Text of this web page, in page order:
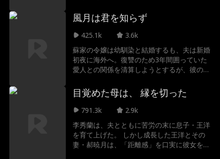
だ。 高度9000メートル。燃え盛る翼、機内
に吹き荒れる極寒の突風。誰もが死を覚悟し
たその時、少年は操縦桿を握る。8歳の幼い
数百人の乗客を救うために。 次々と襲いか
かる絶望的な危機。疑いの目を向ける乗客、
意識を失った機長、途絶えた通信。漏れ続け
率1%の緊急着陸に、天才パイロットが、
風月は君を知らず
425.1k
3.6k
蘇家の令嬢は幼馴染と結婚するも、夫は新婚
初夜に海外へ。復讐のため3年間囲っていた
愛人との関係を清算しようとするが、彼の正
囲い、先日平手打ちまでした相手の正体を知
り、ヒロインは卒倒寸前に…。
目覚めた母は、 縁を切った
791.3k
2.9k
李秀蘭は、夫とともに苦労の末に息子・王洋
を育て上げた。 しかし成長した王洋とその
妻・郝暁月は、「距離感」を口実に彼女を搾